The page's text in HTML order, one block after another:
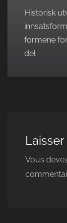
Historisk
formene
del
Vous